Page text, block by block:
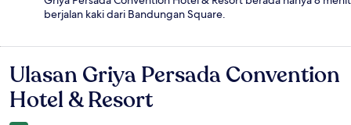
berjalan kaki dari Bandungan Square.
Ulasan
Ulasan Griya Persada Convention
Hotel & Resort